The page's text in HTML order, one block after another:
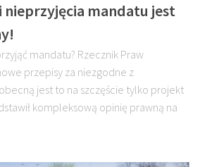
nieprzyjęcia mandatu jest
mandatu? Rzecznik Praw
przepisy za niezgodne z
jest to na szczęście tylko projekt
kompleksową opinię prawną na